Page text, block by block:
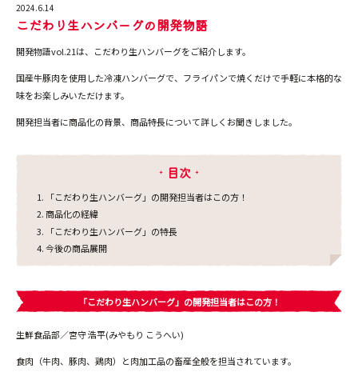
2024.6.14
こだわり生ハンバーグの開発物語
開発物語vol.21は、こだわり生ハンバーグをご紹介します。
国産牛豚肉を使用した冷凍ハンバーグで、フライパンで焼くだけで手軽に本格的な
味をお楽しみいただけます。
開発担当者に商品化の背景、商品特長について詳しくお聞きしました。
目次
「こだわり生ハンバーグ」の開発担当者はこの方！
商品化の経緯
「こだわり生ハンバーグ」の特長
今後の商品展開
「こだわり生ハンバーグ」の開発担当者はこの方！
生鮮食品部／宮守 浩平(みやもり こうへい)
食肉（牛肉、豚肉、鶏肉）と肉加工品の畜産全般を担当されています。